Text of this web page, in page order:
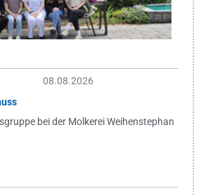
08.08.2026
bei der Molkerei Weihenstephan